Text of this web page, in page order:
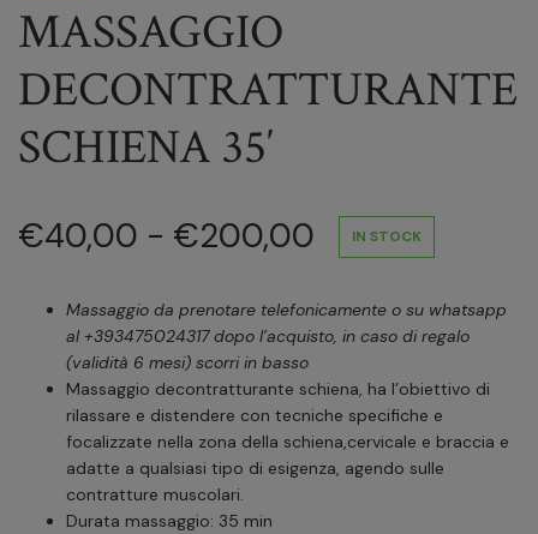
MASSAGGIO
DECONTRATTURANTE
SCHIENA 35′
€40,00 - €200,00 IN STOCK
Massaggio da prenotare telefonicamente o su whatsapp
al +393475024317 dopo l’acquisto, in caso di regalo
(validità 6 mesi) scorri in basso
Massaggio decontratturante schiena, ha l’obiettivo di
rilassare e distendere con tecniche specifiche e
focalizzate nella zona della schiena,cervicale e braccia e
adatte a qualsiasi tipo di esigenza, agendo sulle
contratture muscolari.
Durata massaggio: 35 min